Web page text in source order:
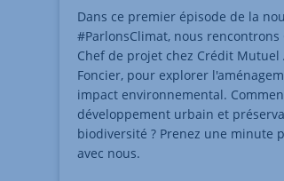
Dans ce premier épisode de la
#ParlonsClimat, nous rencontrons
Chef de projet chez Crédit Mutuel
Foncier, pour explorer
impact environnemental.
développement urbain et
biodiversité ? Prenez une minute
avec nous.